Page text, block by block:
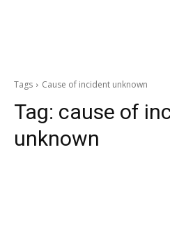
Tags Cause of incident unknown
Tag: cause of
unknown